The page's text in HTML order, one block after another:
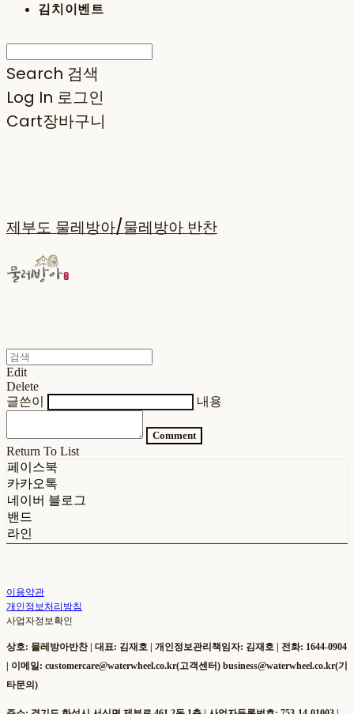
김치이벤트
Search 검색
Log In 로그인
Cart장바구니
제부도 물레방아/물레방아 반찬
Edit
Delete
글쓴이
내용
Comment
Return To List
페이스북
카카오톡
네이버 블로그
밴드
라인
이용약관
개인정보처리방침
사업자정보확인
상호: 물레방아반찬 | 대표: 김재호 | 개인정보관리책임자: 김재호 | 전화: 1644-0904
| 이메일: customercare@waterwheel.co.kr(고객센터) business@waterwheel.co.kr(기
타문의)